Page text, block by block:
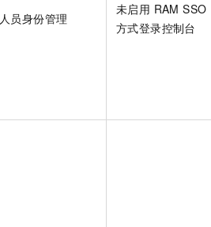
人员身份管理
未启用 RAM SSO
方式登录控制台